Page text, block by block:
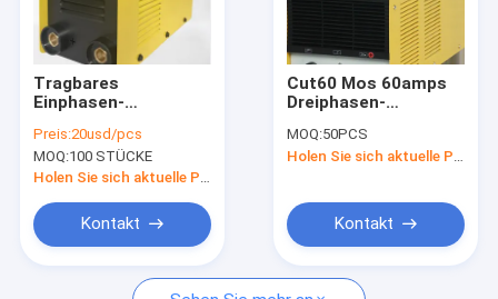
VR-Show
Über uns
Qualitätskontrolle
Treten Sie mit uns in Verbindung
Fordern Sie ein Zitat
Tragbares
Einphasen-
Arc 140 Inverter-
Schweißgerät
Preis:20usd/pcs
MOQ:100 STÜCKE
Holen Sie sich aktuelle Preis
Kontakt
Cut60 Mos 60amps
Dreiphasen-
Gehäuse Schutzart
IP21
MOQ:50PCS
Kontakt